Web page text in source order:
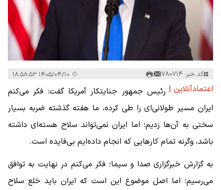
کد خبر: 780714
اعتمادآنلاین | رئیس جمهور جنایتکار آمریکا گفت: فکر می‌کنم
ایران مسیر طولانی‌ای را طی کرده، ما هفته گذشته ضربه بسیار
سختی به آن‌ها زدیم؛ اما ایران نمی‌تواند سلاح هسته‌ای داشته
باشد، وگرنه تمام کارهایی که انجام داده‌ایم بی‌فایده است.
به گزارش خبرگزاری صدا و سیما؛ فکر می‌کنم در نهایت به توافق
می‌رسیم؛ اما اصل موضوع این است که ایران باید خلع سلاح